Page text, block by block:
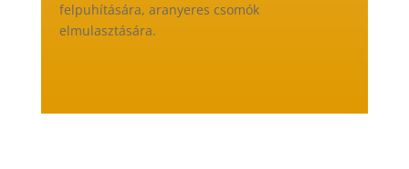
felpuhítására, aranyeres csomók
elmulasztására.